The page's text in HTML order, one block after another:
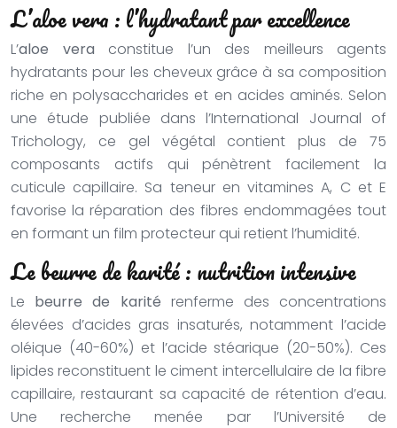
L’aloe vera : l’hydratant par excellence
L’aloe vera constitue l’un des meilleurs agents
hydratants pour les cheveux grâce à sa composition
riche en polysaccharides et en acides aminés. Selon
une étude publiée dans l’International Journal of
Trichology, ce gel végétal contient plus de 75
composants actifs qui pénètrent facilement la
cuticule capillaire. Sa teneur en vitamines A, C et E
favorise la réparation des fibres endommagées tout
en formant un film protecteur qui retient l’humidité.
Le beurre de karité : nutrition intensive
Le beurre de karité renferme des concentrations
élevées d’acides gras insaturés, notamment l’acide
oléique (40-60%) et l’acide stéarique (20-50%). Ces
lipides reconstituent le ciment intercellulaire de la fibre
capillaire, restaurant sa capacité de rétention d’eau.
Une recherche menée par l’Université de